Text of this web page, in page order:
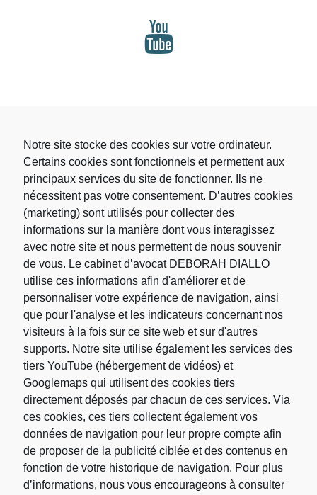
Notre site stocke des cookies sur votre ordinateur.
Certains cookies sont fonctionnels et permettent aux
principaux services du site de fonctionner. Ils ne
nécessitent pas votre consentement. D’autres cookies
(marketing) sont utilisés pour collecter des
informations sur la manière dont vous interagissez
avec notre site et nous permettent de nous souvenir
de vous. Le cabinet d’avocat DEBORAH DIALLO
utilise ces informations afin d'améliorer et de
personnaliser votre expérience de navigation, ainsi
que pour l'analyse et les indicateurs concernant nos
visiteurs à la fois sur ce site web et sur d'autres
supports. Notre site utilise également les services des
tiers YouTube (hébergement de vidéos) et
Googlemaps qui utilisent des cookies tiers
directement déposés par chacun de ces services. Via
ces cookies, ces tiers collectent également vos
données de navigation pour leur propre compte afin
de proposer de la publicité ciblée et des contenus en
fonction de votre historique de navigation. Pour plus
d’informations, nous vous encourageons à consulter
« D'ABORD, APPRENEZ QUE JE NE SUIS
POINT LE DEFENSEUR DU PEUPLE ;
JAMAIS JE N'AI PRÉTENDU À CE TITRE
FASTUEUX ;JE SUIS DU PEUPLE, JE N'AI
JAMAIS ÉTÉ QUE CELA, JE NE VEUX ETRE
QUE CELA ;JE MÉPRISE QUICONQUE À LA
PRÉTENTION D'ÉTRE QUELQUE CHOSE
DE PLUS ».
– Me. Maximilien de Robespierre
Contactez le Cabinet